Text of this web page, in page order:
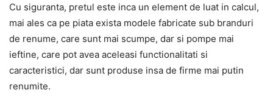
Cu siguranta, pretul este inca un element de luat in calcul,
mai ales ca pe piata exista modele fabricate sub branduri
de renume, care sunt mai scumpe, dar si pompe mai
ieftine, care pot avea aceleasi functionalitati si
caracteristici, dar sunt produse insa de firme mai putin
renumite.